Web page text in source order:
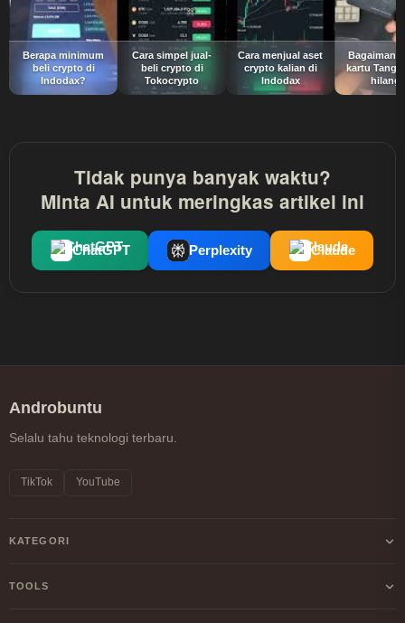
Berapa minimum
beli crypto di
Indodax?
Cara simpel jual-
beli crypto di
Tokocrypto
Cara menjual aset
crypto kalian di
Indodax
Bagaimana
kartu
Tidak punya banyak waktu?
Minta AI untuk meringkas artikel ini
ChatGPT Perplexity Claude
Androbuntu
Selalu tahu teknologi terbaru.
TikTok YouTube
KATEGORI
Android
TOOLS